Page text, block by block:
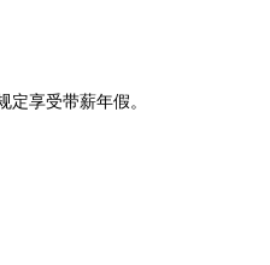
享受带薪年假。